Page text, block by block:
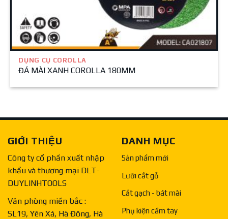
DỤNG CỤ COROLLA
ĐÁ MÀI XANH COROLLA 180MM
GIỚI THIỆU
Công ty cổ phần xuất nhập
khẩu và thương mại DLT-
DUYLINHTOOLS
Văn phòng miền bắc :
SL19, Yên Xá, Hà Đông, Hà
DANH MỤC
Sản phẩm mới
Lưỡi cắt gỗ
Cắt gạch - bát mài
Phụ kiện cầm tay